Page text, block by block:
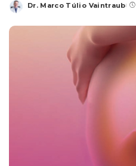
Posted
Dr. Marco Túlio Vaintraub